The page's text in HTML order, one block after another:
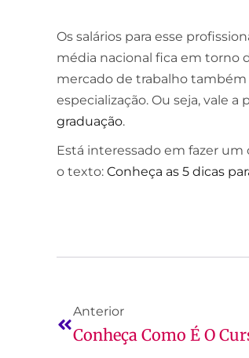
Os salários para esse
média nacional fica em torno
mercado de trabalho também
especialização. Ou seja, vale
graduação.
Está interessado em fazer um
o texto: Conheça as 5 dicas
Anterior
Conheça Como É O